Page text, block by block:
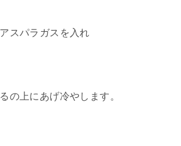
スパラガスを入れ
の上にあげ冷やします。